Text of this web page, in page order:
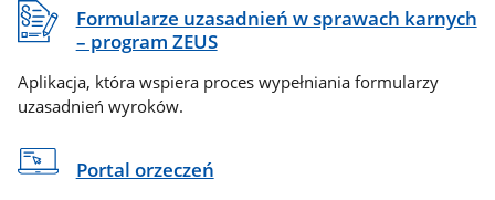
Formularze uzasadnień w sprawach karnych
– program ZEUS
Aplikacja, która wspiera proces wypełniania formularzy
uzasadnień wyroków.
Portal orzeczeń